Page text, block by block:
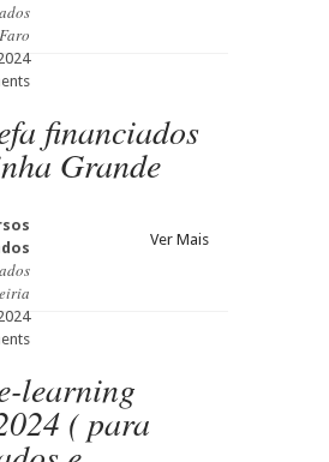
Faro
financiados
Grande
Ver Mais
learning
( para